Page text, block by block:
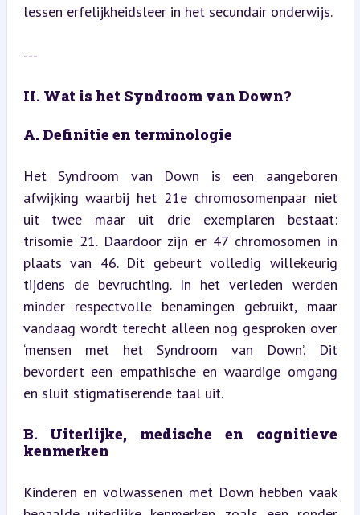
lessen erfelijkheidsleer in het secundair onderwijs.
---
II. Wat is het Syndroom van Down?
A. Definitie en terminologie
Het Syndroom van Down is een aangeboren
afwijking waarbij het 21e chromosomenpaar niet
uit twee maar uit drie exemplaren bestaat:
trisomie 21. Daardoor zijn er 47 chromosomen in
plaats van 46. Dit gebeurt volledig willekeurig
tijdens de bevruchting. In het verleden werden
minder respectvolle benamingen gebruikt, maar
vandaag wordt terecht alleen nog gesproken over
‘mensen met het Syndroom van Down’. Dit
bevordert een empathische en waardige omgang
en sluit stigmatiserende taal uit.
B. Uiterlijke, medische en cognitieve
kenmerken
Kinderen en volwassenen met Down hebben vaak